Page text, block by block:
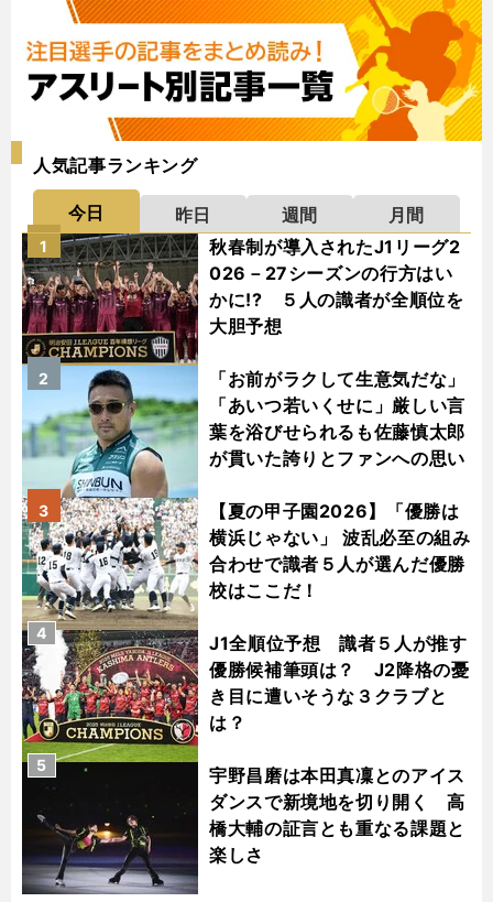
人気記事ランキング
今日 昨日 週間
月間
秋春制が導入されたJ1リーグ2
026－27シーズンの行方はい
かに!? ５人の識者が全順位を
大胆予想
1
「お前がラクして生意気だな」
「あいつ若いくせに」厳しい言
葉を浴びせられるも佐藤慎太郎
が貫いた誇りとファンへの思い
2
【夏の甲子園2026】「優勝は
横浜じゃない」 波乱必至の組み
合わせで識者５人が選んだ優勝
校はここだ！
3
J1全順位予想 識者５人が推す
優勝候補筆頭は？ J2降格の憂
き目に遭いそうな３クラブと
は？
4
宇野昌磨は本田真凜とのアイス
ダンスで新境地を切り開く 高
橋大輔の証言とも重なる課題と
楽しさ
5